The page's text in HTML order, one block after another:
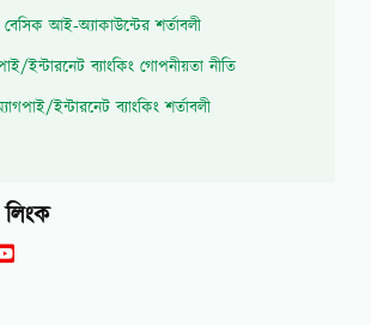
বেসিক আই-অ্যাকাউন্টের শর্তাবলী
ইন্টারনেট ব্যাংকিং গোপনীয়তা নীতি
ইন্টারনেট ব্যাংকিং শর্তাবলী
লিংক